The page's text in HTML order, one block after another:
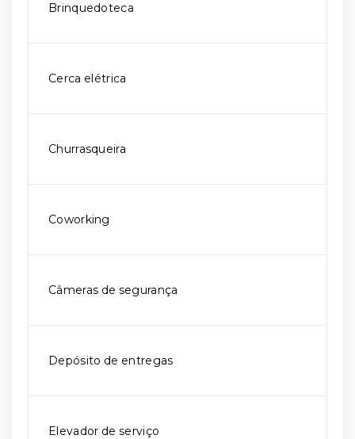
Brinquedoteca
Cerca elétrica
Churrasqueira
Coworking
Câmeras de segurança
Depósito de entregas
Elevador de serviço